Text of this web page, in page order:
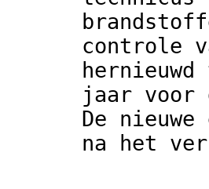
controle
jaar voor
De
na het